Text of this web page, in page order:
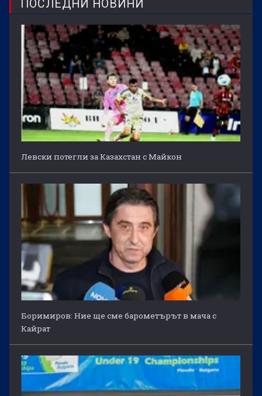
ПОСЛЕДНИ НОВИНИ
Левски потегли за Казахстан с Майкон
Боримиров: Ние ще сме барометърът в мача с
Кайрат